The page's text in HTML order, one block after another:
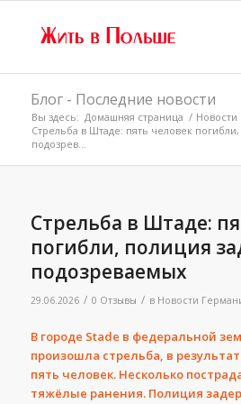
Блог - Последние новости
Вы здесь: Домашняя страница /
Стрельба в Штаде: пять человек
подозрев...
Стрельба в Штаде:
погибли, полиция
подозреваемых
29.06.2026 / 0 Отзывы / в Новости
В городе Stade в федеральной
произошла стрельба, в
пять человек. Несколько
тяжёлые ранения. Полиция